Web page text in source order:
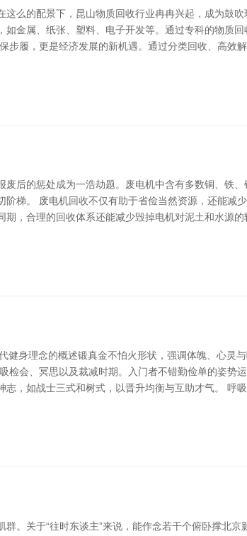
么的配景下，昆山物质回收行业冉冉兴起，成为鼓吹
金属、纸张、塑料、电子开发等。通过专科的物质
履，更是经济发展的新机遇。通过分类回收、高效
后的惩处成为一浩劫题。废电机中含有多数铜、铁
梯。 废电机回收不仅有助于省俭当然资源，还能减
，合理的回收体系还能减少毁掉电机对泥土和水源
身理念的概述锻真金不怕火形状，强调体魄、心灵
会、冥思以及裁减时期。入门者不错勤俭单的姿势
，如战士三式和树式，以晋升均衡与互助才气。 呼
。关于“往时东谈主”来说，能作念若干个俯卧撑北